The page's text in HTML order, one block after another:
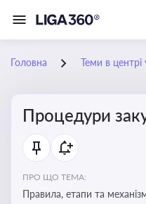
Головна Теми в центрі
Процедури
ПРО ЩО ТЕМА:
Правила, етапи та